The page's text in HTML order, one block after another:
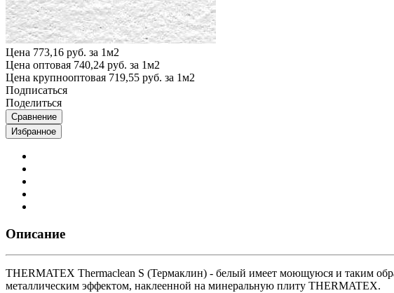
Цена 773,16 руб. за 1м2
Цена оптовая 740,24 руб. за 1м2
Цена крупнооптовая 719,55 руб. за 1м2
Подписаться
Поделиться
Сравнение
Избранное
Описание
THERMATEX Thermaclean S (Термаклин) - белый имеет моющуюся и таким
металлическим эффектом, наклеенной на минеральную плиту THERMATEX.